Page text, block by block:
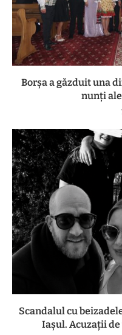
Borșa a găzduit una
nunți
Scandalul cu
Iașul. Acuzații